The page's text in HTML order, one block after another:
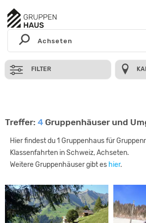
FILTER
Treffer: 4 Gruppenhäuser und
Hier findest du 1 Gruppenhaus für
Klassenfahrten in Schweiz, Achseten.
Weitere Gruppenhäuser gibt es hier.